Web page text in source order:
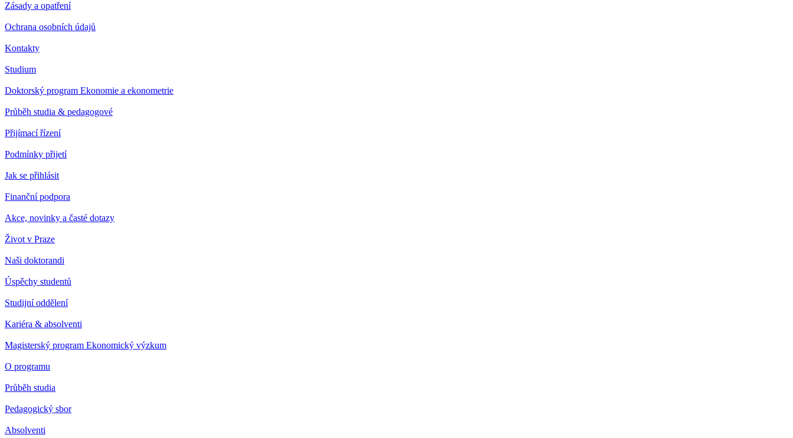
Zásady a opatření
Ochrana osobních údajů
Kontakty
Studium
Doktorský program Ekonomie a ekonometrie
Průběh studia & pedagogové
Přijímací řízení
Podmínky přijetí
Jak se přihlásit
Finanční podpora
Akce, novinky a časté dotazy
Život v Praze
Naši doktorandi
Úspěchy studentů
Studijní oddělení
Kariéra & absolventi
Magisterský program Ekonomický výzkum
O programu
Průběh studia
Pedagogický sbor
Absolventi